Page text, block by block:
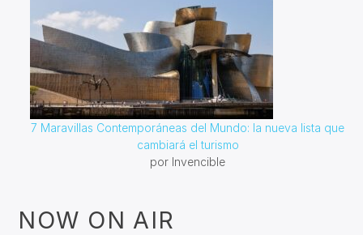
7 Maravillas Contemporáneas del Mundo: la nueva lista que
cambiará el turismo
por Invencible
NOW ON AIR